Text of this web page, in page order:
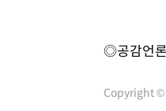
◎공감언
Copyright ©